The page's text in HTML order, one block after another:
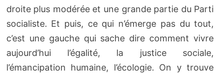
droite plus modérée et une grande partie du Parti
socialiste. Et puis, ce qui n’émerge pas du tout,
c’est une gauche qui sache dire comment vivre
aujourd’hui l’égalité, la justice sociale,
l’émancipation humaine, l’écologie. On y trouve